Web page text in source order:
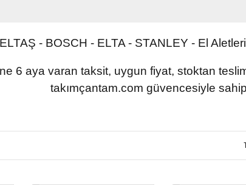
- BOSCH - ELTA - STANLEY - El Aletleri
6 aya varan taksit, uygun fiyat, stoktan
takımçantam.com güvencesiyle